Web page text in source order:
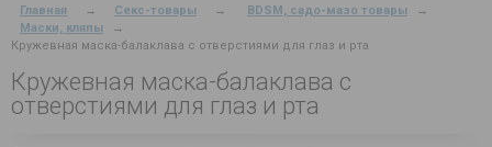
Главная → Секс-товары → BDSM, садо-мазо товары
→
Маски, кляпы
→
Кружевная маска-балаклава с отверстиями для глаз и рта
Кружевная маска-балаклава с
отверстиями для глаз и рта